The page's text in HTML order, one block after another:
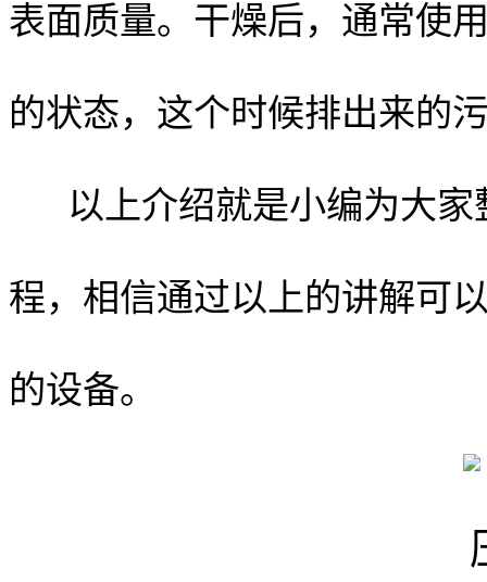
表面质量。干燥后，通常使
的状态，这个时候排出来的
以上介绍就是小编为大
程，相信通过以上的讲解可
的设备。